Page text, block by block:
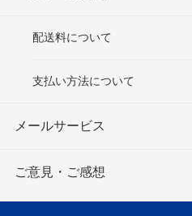
配送料について
支払い方法について
メールサービス
ご意見・ご感想